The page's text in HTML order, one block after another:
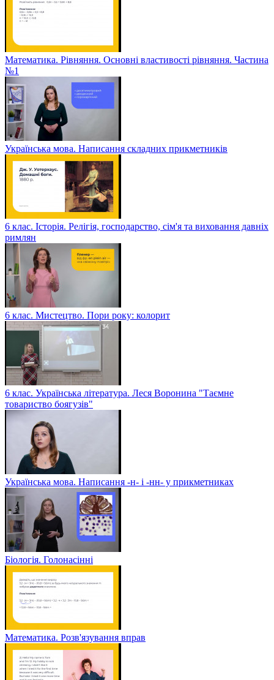
Математика. Рівняння. Основні властивості рівняння. Частина
№1
Українська мова. Написання складних прикметників
6 клас. Історія. Релігія, господарство, сім'я та виховання давніх
римлян
6 клас. Мистецтво. Пори року: колорит
6 клас. Українська література. Леся Воронина "Таємне
товариство боягузів"
Українська мова. Написання -н- і -нн- у прикметниках
Біологія. Голонасінні
Математика. Розв'язування вправ